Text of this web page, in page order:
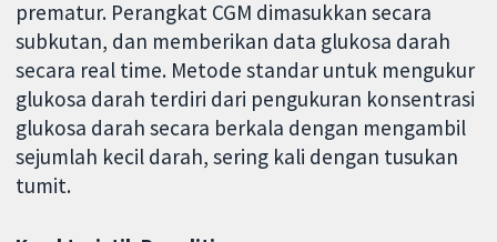
prematur. Perangkat CGM dimasukkan secara
subkutan, dan memberikan data glukosa darah
secara real time. Metode standar untuk mengukur
glukosa darah terdiri dari pengukuran konsentrasi
glukosa darah secara berkala dengan mengambil
sejumlah kecil darah, sering kali dengan tusukan
tumit.